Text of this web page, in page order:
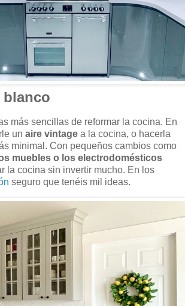
blanco
más sencillas de reformar la cocina. En
un aire vintage a la cocina, o hacerla
minimal. Con pequeños cambios como
muebles o los electrodomésticos
la cocina sin invertir mucho. En los
seguro que tenéis mil ideas.